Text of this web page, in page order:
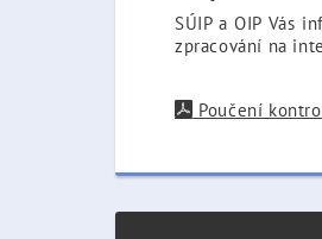
SÚIP a OIP Vás
zpracování na
Poučení